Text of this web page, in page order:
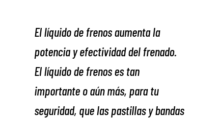
El líquido de frenos aumenta la
potencia y efectividad del frenado.
El líquido de frenos es tan
importante o aún más, para tu
seguridad, que las pastillas y bandas